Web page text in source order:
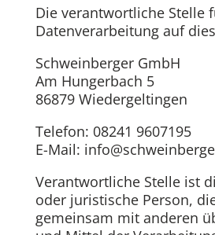
Die verantwortliche Stelle
Datenverarbeitung auf
Schweinberger GmbH
Am Hungerbach 5
86879 Wiedergeltingen
Telefon: 08241 9607195
E-Mail:
Verantwortliche Stelle ist
oder juristische Person,
gemeinsam mit anderen